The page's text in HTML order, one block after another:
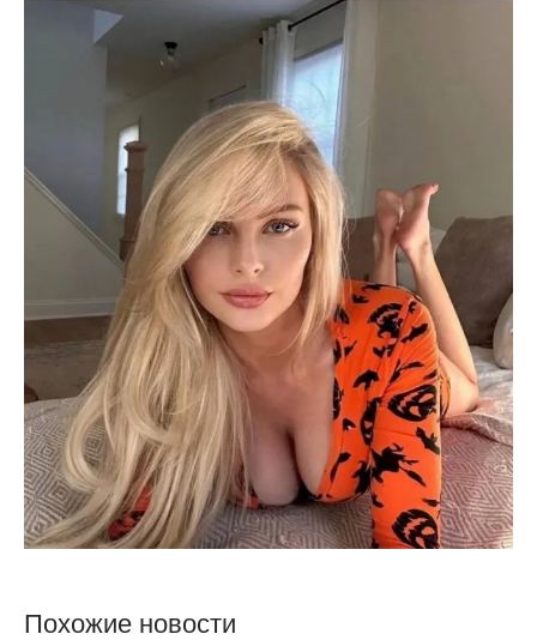
Похожие новости